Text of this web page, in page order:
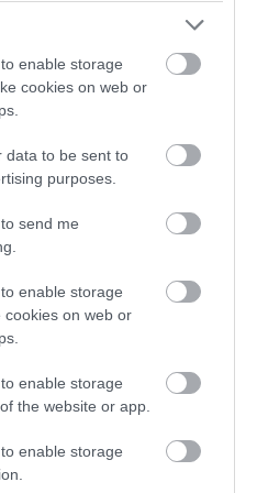
enable storage
cookies on web or
data to be sent to
purposes.
send me
enable storage
cookies on web or
enable storage
the website or app.
enable storage
áll, amelyek
körülbelül
tömegű, mint a Föld
Cesari,a NASA
a csillagászok
mint ezelőtt soha.
egy kísérőcsillag
számítások szerint ez a
lehet a központi csillagtól,